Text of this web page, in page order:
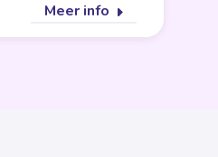
Meer info